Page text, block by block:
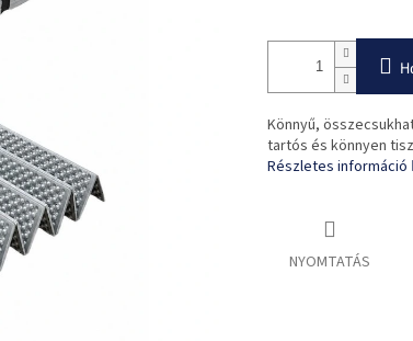
Könnyű,
tartós és könnyen
Részletes információ
NYOMTATÁS